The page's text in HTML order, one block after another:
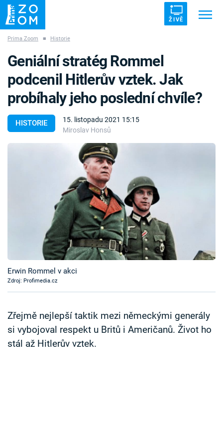
ŽIVĚ
ZÁHADY VETŘELCI DÁVNOVĚKU
Témata
TV Program
Časopis
Sledujte prima+
Sledujte nás
Prima Zoom ■ Historie
HISTORIE
15. listopadu 2021 15:15
Miroslav Honsů
Geniální stratég Rommel
podcenil Hitlerův vztek. Jak
probíhaly jeho poslední chvíle?
Erwin Rommel v akci
Zdroj: Profimedia.cz
Zřejmě nejlepší taktik mezi německými generály
si vybojoval respekt u Britů i Američanů. Život ho
stál až Hitlerův vztek.